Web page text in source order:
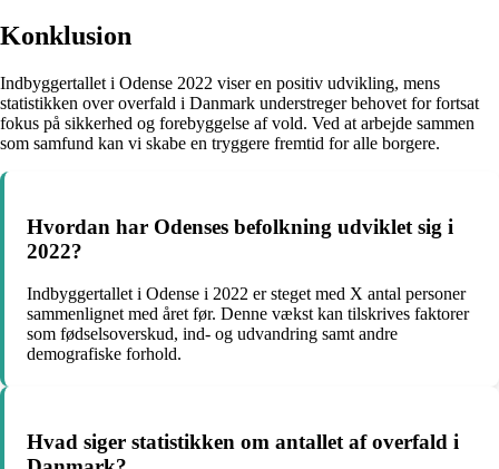
Konklusion
Indbyggertallet i Odense 2022 viser en positiv udvikling, mens
statistikken over overfald i Danmark understreger behovet for fortsat
fokus på sikkerhed og forebyggelse af vold. Ved at arbejde sammen
som samfund kan vi skabe en tryggere fremtid for alle borgere.
Hvordan har Odenses befolkning udviklet sig i
2022?
Indbyggertallet i Odense i 2022 er steget med X antal personer
sammenlignet med året før. Denne vækst kan tilskrives faktorer
som fødselsoverskud, ind- og udvandring samt andre
demografiske forhold.
Hvad siger statistikken om antallet af overfald i